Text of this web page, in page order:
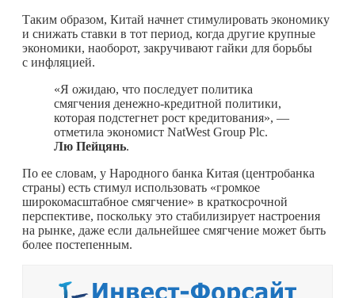
Таким образом, Китай начнет стимулировать экономику
и снижать ставки в тот период, когда другие крупные
экономики, наоборот, закручивают гайки для борьбы
с инфляцией.
«Я ожидаю, что последует политика
смягчения денежно-кредитной политики,
которая подстегнет рост кредитования», —
отметила экономист NatWest Group Plc.
Лю Пейцянь.
По ее словам, у Народного банка Китая (центробанка
страны) есть стимул использовать «громкое
широкомасштабное смягчение» в краткосрочной
перспективе, поскольку это стабилизирует настроения
на рынке, даже если дальнейшее смягчение может быть
более постепенным.